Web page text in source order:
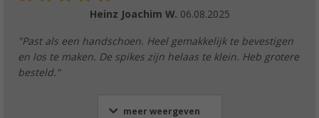
Heinz Joachim W. 06.08.2025
"Past als een handschoen. Heel gemakkelijk te bevestigen
en los te maken. De spikes zijn helaas te klein. Heb grotere
besteld."
meer weergeven